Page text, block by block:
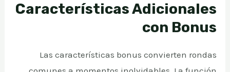
Características Adicionales
con Bonus
Las características bonus convierten rondas